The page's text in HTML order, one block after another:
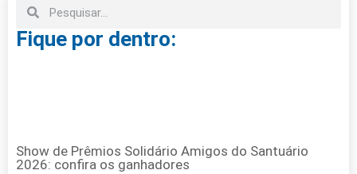
Fique por dentro:
Show de Prêmios Solidário Amigos do Santuário
2026: confira os ganhadores